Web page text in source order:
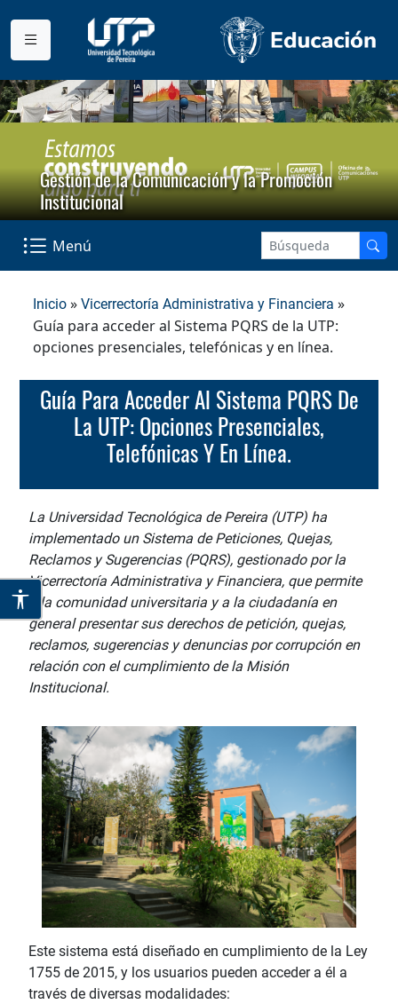
Gestión de la Comunicación y la Promoción
Institucional
Menú
Inicio » Vicerrectoría Administrativa y Financiera »
Guía para acceder al Sistema PQRS de la UTP:
opciones presenciales, telefónicas y en línea.
Guía Para Acceder Al Sistema PQRS De
La UTP: Opciones Presenciales,
Telefónicas Y En Línea.
La Universidad Tecnológica de Pereira (UTP) ha
implementado un Sistema de Peticiones, Quejas,
Reclamos y Sugerencias (PQRS), gestionado por la
Vicerrectoría Administrativa y Financiera, que permite
a la comunidad universitaria y a la ciudadanía en
general presentar sus derechos de petición, quejas,
reclamos, sugerencias y denuncias por corrupción en
relación con el cumplimiento de la Misión
Institucional.
Este sistema está diseñado en cumplimiento de la Ley
1755 de 2015, y los usuarios pueden acceder a él a
través de diversas modalidades: